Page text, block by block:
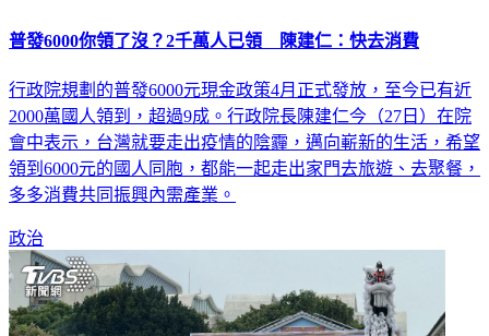
普發6000你領了沒？2千萬人已領 陳建仁：快去消費
行政院規劃的普發6000元現金政策4月正式發放，至今已有近
2000萬國人領到，超過9成。行政院長陳建仁今（27日）在院
會中表示，台灣就要走出疫情的陰霾，邁向嶄新的生活，希望
領到6000元的國人同胞，都能一起走出家門去旅遊、去聚餐，
多多消費共同振興內需產業。
政治